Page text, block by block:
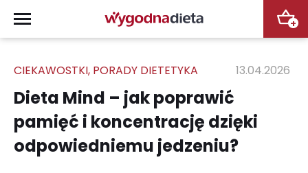
+
CIEKAWOSTKI, PORADY DIETETYKA 13.04.2026
Dieta Mind – jak poprawić
pamięć i koncentrację dzięki
odpowiedniemu jedzeniu?